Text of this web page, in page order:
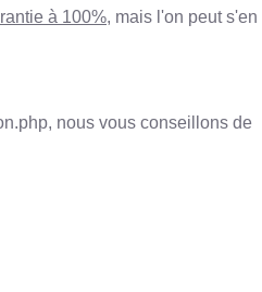
à 100%, mais l'on peut s'en
nous vous conseillons de